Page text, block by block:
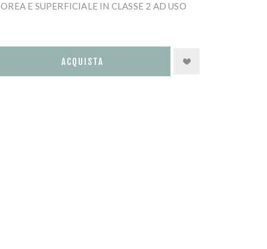
E SUPERFICIALE IN CLASSE 2 AD USO